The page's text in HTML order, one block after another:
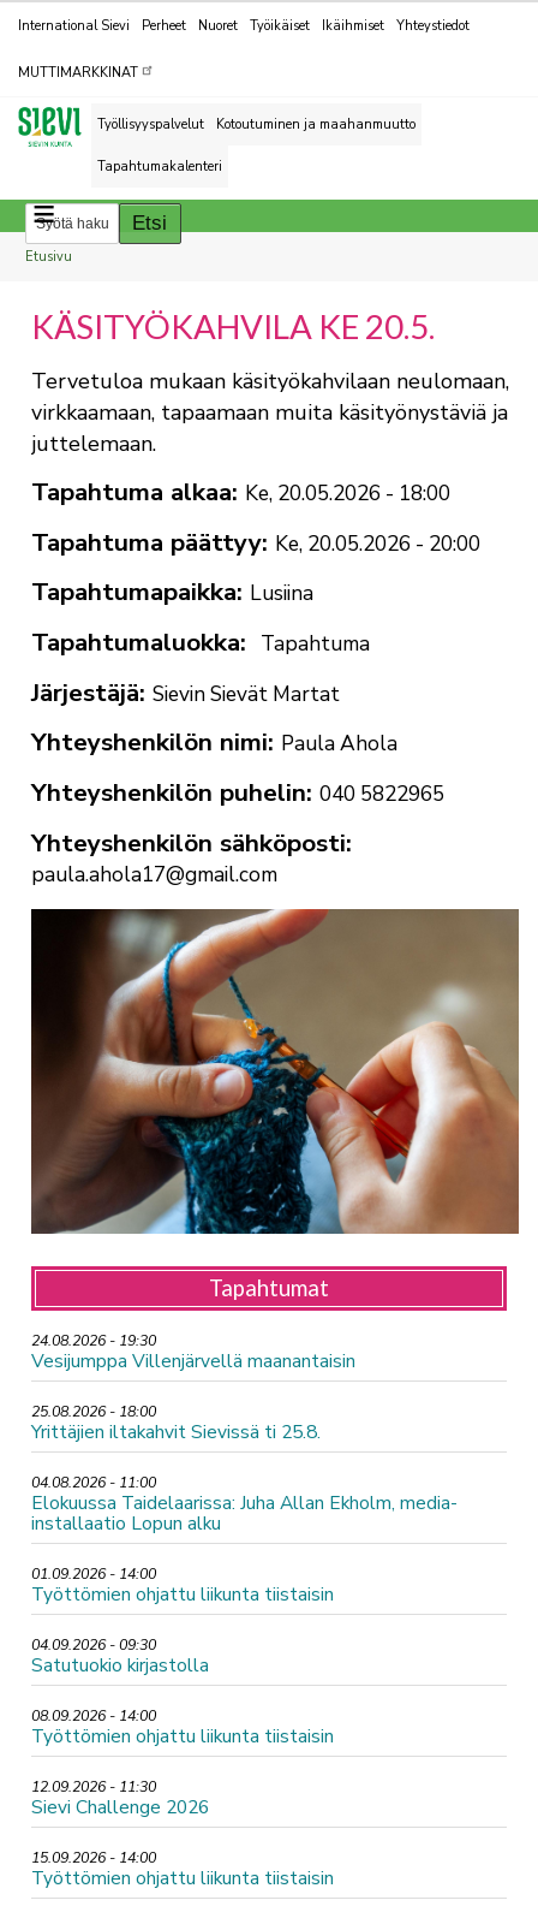
Kohderyhmät
International Sievi Perheet Nuoret Työikäiset Ikäihmiset Yhteystiedot
MUTTIMARKKINAT
Työllisyyspalvelut Kotoutuminen ja maahanmuutto
Tapahtumakalenteri
Breadcrumbs
You
here:
Etusivu
KÄSITYÖKAHVILA KE 20.5.
Tervetuloa mukaan käsityökahvilaan neulomaan,
virkkaamaan, tapaamaan muita käsityönystäviä ja
juttelemaan.
Tapahtuma alkaa Ke, 20.05.2026 - 18:00
Tapahtuma päättyy Ke, 20.05.2026 - 20:00
Tapahtumapaikka Lusiina
Tapahtumaluokka Tapahtuma
Järjestäjä Sievin Sievät Martat
Yhteyshenkilön nimi Paula Ahola
Yhteyshenkilön puhelin 040 5822965
Yhteyshenkilön sähköposti
paula.ahola17@gmail.com
Tapahtumat
24.08.2026 - 19:30
Vesijumppa Villenjärvellä maanantaisin
25.08.2026 - 18:00
Yrittäjien iltakahvit Sievissä ti 25.8.
04.08.2026 - 11:00
Elokuussa Taidelaarissa: Juha Allan Ekholm, media-
installaatio Lopun alku
01.09.2026 - 14:00
Työttömien ohjattu liikunta tiistaisin
04.09.2026 - 09:30
Satutuokio kirjastolla
08.09.2026 - 14:00
Työttömien ohjattu liikunta tiistaisin
12.09.2026 - 11:30
Sievi Challenge 2026
15.09.2026 - 14:00
Työttömien ohjattu liikunta tiistaisin